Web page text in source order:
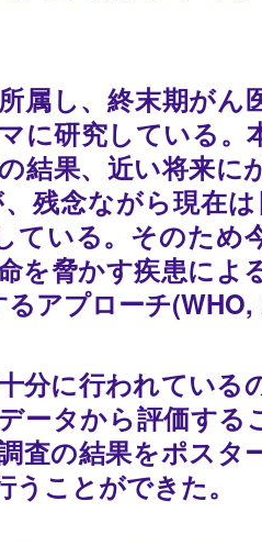
属し、終末期がん
に研究している。
結果、近い将来に
残念ながら現在
ている。そのため
を脅かす疾患に
アプローチ(WHO,
分に行われてい
ータから評価する
査の結果をポス
ことができた。